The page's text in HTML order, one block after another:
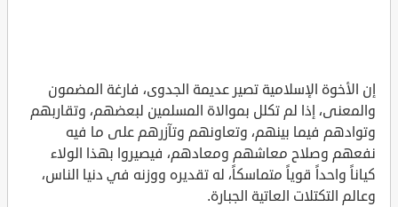
إن الأخوة الإسلامية تصير عديمة الجدوى، فارغة المضمون
والمعنى، إذا لم تكلل بموالاة المسلمين لبعضهم، وتقاربهم
وتوادهم فيما بينهم، وتعاونهم وتآزرهم على ما فيه
نفعهم وصلاح معاشهم ومعادهم، فيصيروا بهذا الولاء
كياناً واحداً قوياً متماسكاً، له تقديره ووزنه في دنيا الناس،
وعالم التكتلات العاتية الجبارة.